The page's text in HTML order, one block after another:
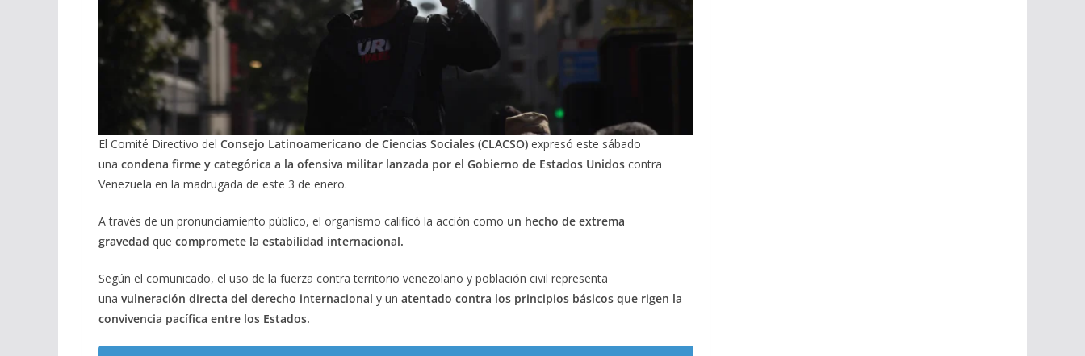
El Comité Directivo del Consejo Latinoamericano de Ciencias Sociales (CLACSO) expresó este sábado
una condena firme y categórica a la ofensiva militar lanzada por el Gobierno de Estados Unidos contra
Venezuela en la madrugada de este 3 de enero.
A través de un pronunciamiento público, el organismo calificó la acción como un hecho de extrema
gravedad que compromete la estabilidad internacional.
Según el comunicado, el uso de la fuerza contra territorio venezolano y población civil representa
una vulneración directa del derecho internacional y un atentado contra los principios básicos que rigen la
convivencia pacífica entre los Estados.